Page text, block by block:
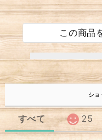
この商品
シ
すべて 25